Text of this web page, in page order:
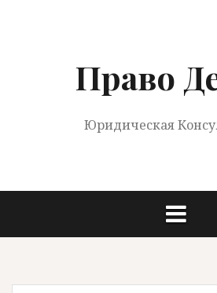
Право
Юридическая